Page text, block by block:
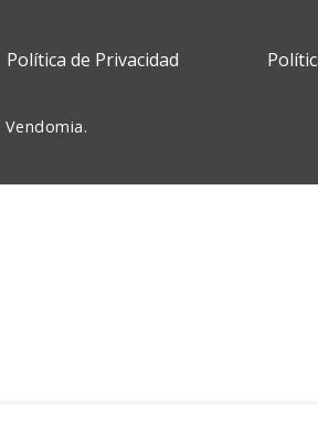
Política de Privacidad
Vendomia.